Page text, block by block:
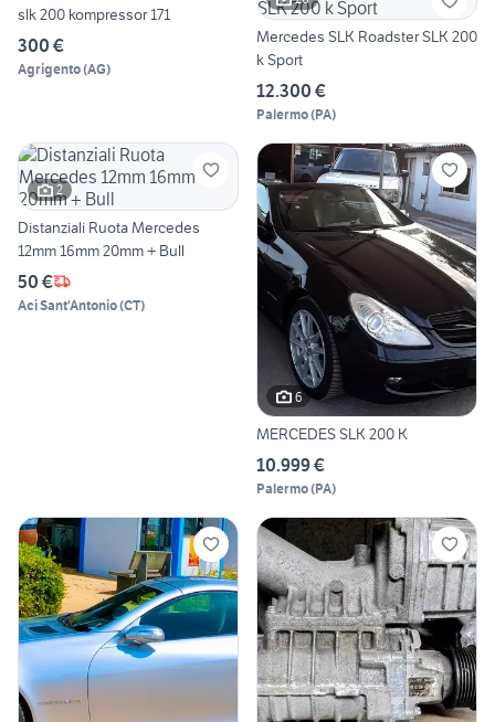
slk 200 kompressor 171
300 €
Agrigento(AG)
Mercedes SLK Roadster SLK 200
k Sport
12.300 €
Palermo(PA)
2
Distanziali Ruota Mercedes
12mm 16mm 20mm + Bull
50 €
Aci Sant'Antonio(CT)
6
MERCEDES SLK 200 K
10.999 €
Palermo(PA)